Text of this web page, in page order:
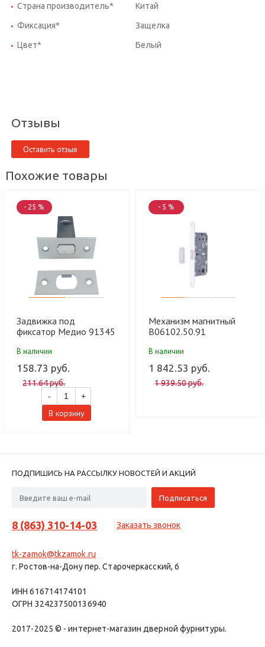
Страна производитель* Китай
Фиксация* Защелка
Цвет* Белый
Отзывы
Оставить отзыв
Похожие товары
- 25 %
Задвижка под
фиксатор Медио 91345
(45*20) (100 шт)
В наличии
158.73 руб.
211.64 руб.
-
+
В корзину
- 5 %
Механизм магнитный
B06102.50.91
MEDIANA POLARIS XT,
белый (50 шт)
В наличии
1 842.53 руб.
1 939.50 руб.
ПОДПИШИСЬ НА РАССЫЛКУ НОВОСТЕЙ И АКЦИЙ
8 (863) 310-14-03 Заказать звонок
tk-zamok@tkzamok.ru
г. Ростов-на-Дону пер. Старочеркасский, 6
ИНН 616714174101
ОГРН 324237500136940
2017-2025 © - интернет-магазин дверной фурнитуры.